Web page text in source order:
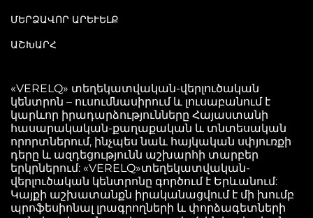
ՄԵՐՁԱՎՈՐ ԱՐԵՒԵԼՔ
ԱՇԽԱՐՀ
«VERELQ» տեղեկատվական-վերլուծական
կենտրոն – ուսումնասիրում և լուսաբանում է
կարևոր իրադարձությունները Հայաստանի
հասարակական-քաղաքական և տնտեսական
որորտներում, ինչպես նաև հայկական սփյուռքի
դերը և ազդեցությունն աշխարհի տարբեր
երկրներում: «VERELQ»տեղեկատվական-
վերլուծական կենտրոնը գործում է Երևանում:
Կայքի աշխատանքն իրականացվում է մի խումբ
պրոֆեսիոնալ լրագրողների և փորձագետների